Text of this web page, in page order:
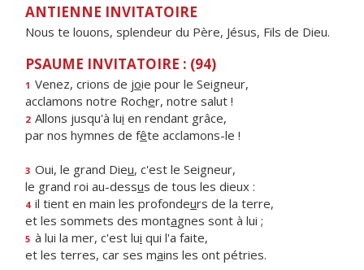
ANTIENNE INVITATOIRE
Nous te louons, splendeur du Père, Jésus, Fils de Dieu.
PSAUME INVITATOIRE : (94)
1 Venez, crions de joie pour le Seigneur,
acclamons notre Rocher, notre salut !
2 Allons jusqu'à lui en rendant grâce,
par nos hymnes de fête acclamons-le !
3 Oui, le grand Dieu, c'est le Seigneur,
le grand roi au-dessus de tous les dieux :
4 il tient en main les profondeurs de la terre,
et les sommets des montagnes sont à lui ;
5 à lui la mer, c'est lui qui l'a faite,
et les terres, car ses mains les ont pétries.